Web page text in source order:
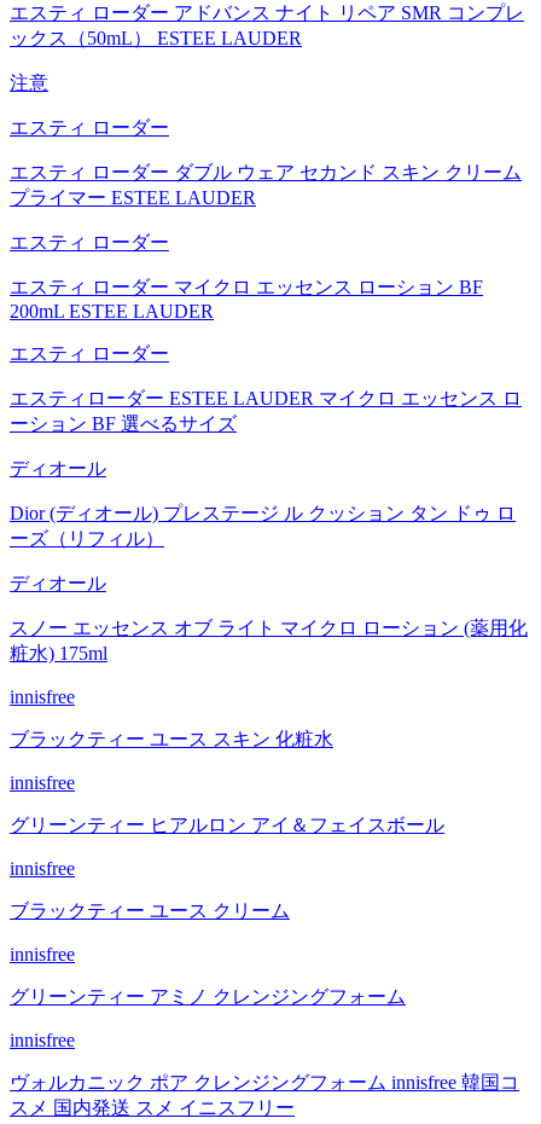
エスティ ローダー アドバンス ナイト リペア SMR コンプレ
ックス（50mL） ESTEE LAUDER
注意
エスティ ローダー
エスティ ローダー ダブル ウェア セカンド スキン クリーム
プライマー ESTEE LAUDER
エスティ ローダー
エスティ ローダー マイクロ エッセンス ローション BF
200mL ESTEE LAUDER
エスティ ローダー
エスティローダー ESTEE LAUDER マイクロ エッセンス ロ
ーション BF 選べるサイズ
ディオール
Dior (ディオール) プレステージ ル クッション タン ドゥ ロ
ーズ（リフィル）
ディオール
スノー エッセンス オブ ライト マイクロ ローション (薬用化
粧水) 175ml
innisfree
ブラックティー ユース スキン 化粧水
innisfree
グリーンティー ヒアルロン アイ＆フェイスボール
innisfree
ブラックティー ユース クリーム
innisfree
グリーンティー アミノ クレンジングフォーム
innisfree
ヴォルカニック ポア クレンジングフォーム innisfree 韓国コ
スメ 国内発送 スメ イニスフリー